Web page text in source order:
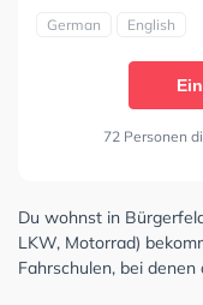
German English
72 Personen
Du wohnst in
LKW, Motorrad)
Fahrschulen, bei